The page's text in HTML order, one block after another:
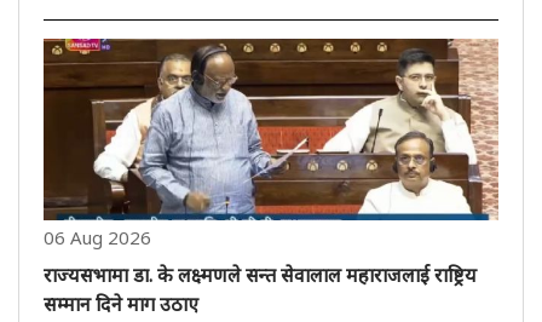
विद्यार्थीहरूमाथि पुलिसको कारबाहीलाई लिएर केन्द्र सरकारमाथि कड़ा
हमला ..
06 Aug 2026
राज्यसभामा डा. के लक्ष्मणले सन्त सेवालाल महाराजलाई राष्ट्रिय
सम्मान दिने माग उठाए